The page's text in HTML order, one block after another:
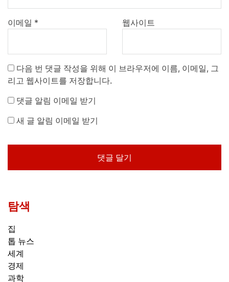
이메일 * 웹사이트
다음 번 댓글 작성을 위해 이 브라우저에 이름, 이메일, 그
리고 웹사이트를 저장합니다.
댓글 알림 이메일 받기
새 글 알림 이메일 받기
탐색
집
톱 뉴스
세계
경제
과학